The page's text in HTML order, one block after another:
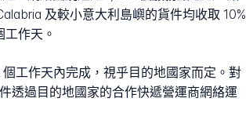
及較小意大利島嶼的貨件均收取 10%
作天。
工作天內完成，視乎目的地國家而定。對
透過目的地國家的合作快遞營運商網絡運